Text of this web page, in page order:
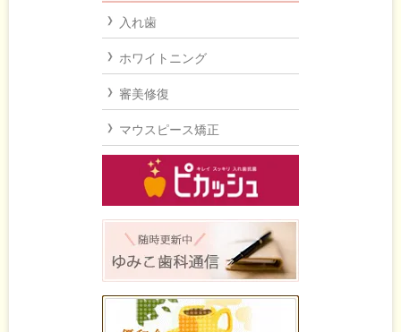
入れ歯
ホワイトニング
審美修復
マウスピース矯正